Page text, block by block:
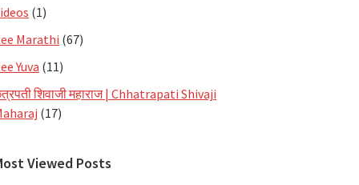
(1)
Marathi (67)
Yuva (11)
शिवाजी महाराज | Chhatrapati Shivaji
(17)
Viewed Posts